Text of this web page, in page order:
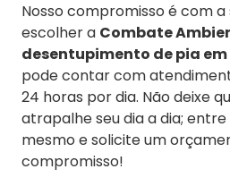
Nosso compromisso é com
escolher a Combate
desentupimento de pia
pode contar com
24 horas por dia. Não deixe
atrapalhe seu dia a dia;
mesmo e solicite um
compromisso!